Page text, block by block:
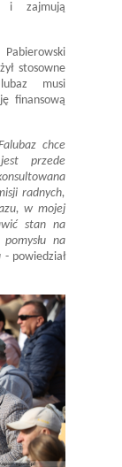
i zajmują
stosowne
musi
finansową
chce
przede
radnych,
w mojej
stan na
na
- powiedział